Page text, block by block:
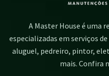
A Master House é uma
especializadas em serviços
aluguel, pedreiro, pintor,
mais. Confira